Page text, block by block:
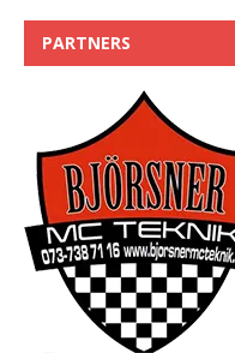
PARTNERS